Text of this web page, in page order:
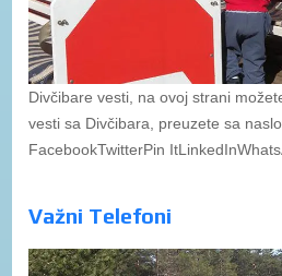
Divčibare vesti, na ovoj strani
vesti sa Divčibara, preuzete sa
FacebookTwitterPin
Važni Telefoni